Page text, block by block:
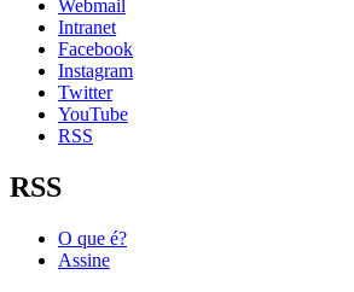
Webmail
Intranet
Facebook
Instagram
Twitter
YouTube
RSS
RSS
O que é?
Assine